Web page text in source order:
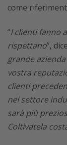
come
“I clienti fanno
rispettano”,
grande
vostra
clienti
nel settore
sarà più
Coltivatela